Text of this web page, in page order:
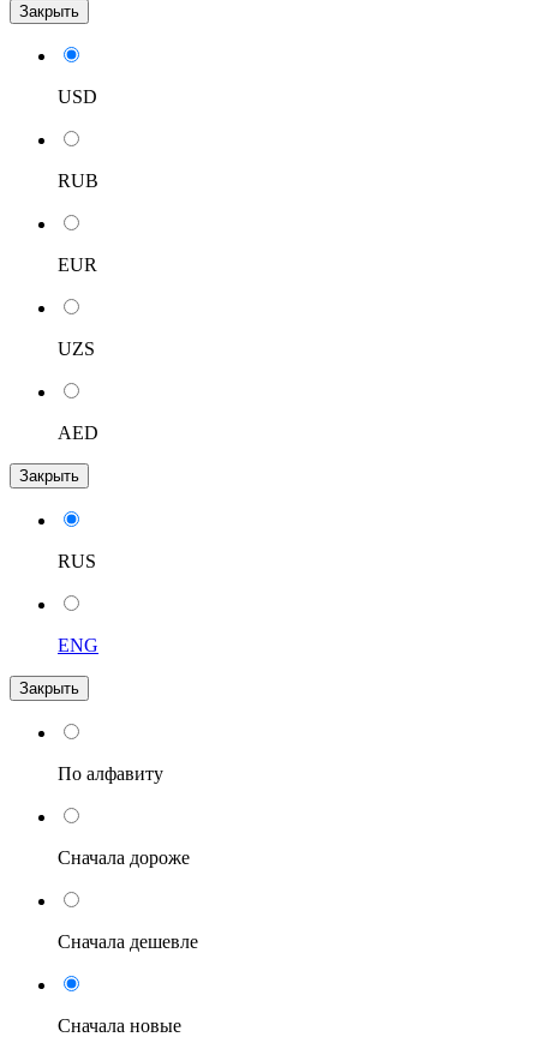
Закрыть
USD
RUB
EUR
UZS
AED
Закрыть
RUS
ENG
Закрыть
По алфавиту
Сначала дороже
Сначала дешевле
Сначала новые